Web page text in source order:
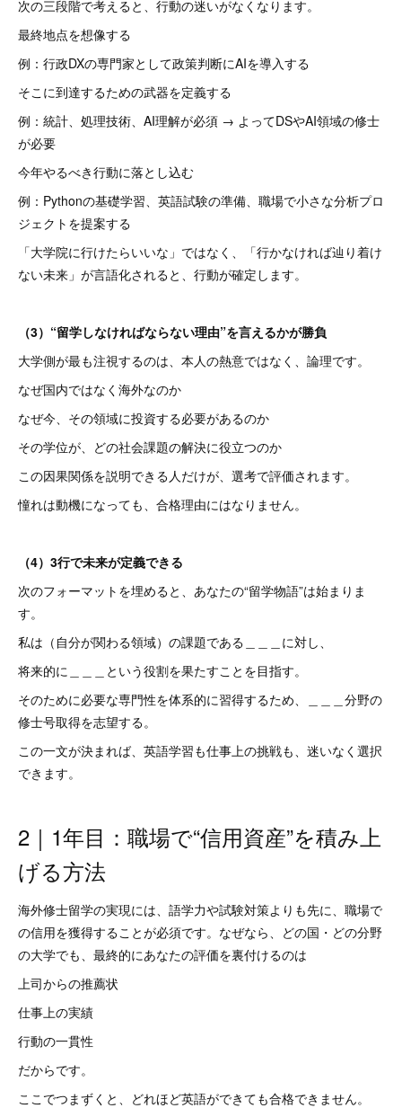
次の三段階で考えると、行動の迷いがなくなります。
最終地点を想像する
例：行政DXの専門家として政策判断にAIを導入する
そこに到達するための武器を定義する
例：統計、処理技術、AI理解が必須 → よってDSやAI領域の修士
が必要
今年やるべき行動に落とし込む
例：Pythonの基礎学習、英語試験の準備、職場で小さな分析プロ
ジェクトを提案する
「大学院に行けたらいいな」ではなく、「行かなければ辿り着け
ない未来」が言語化されると、行動が確定します。
（3）“留学しなければならない理由”を言えるかが勝負
大学側が最も注視するのは、本人の熱意ではなく、論理です。
なぜ国内ではなく海外なのか
なぜ今、その領域に投資する必要があるのか
その学位が、どの社会課題の解決に役立つのか
この因果関係を説明できる人だけが、選考で評価されます。
憧れは動機になっても、合格理由にはなりません。
（4）3行で未来が定義できる
次のフォーマットを埋めると、あなたの“留学物語”は始まりま
す。
私は（自分が関わる領域）の課題である＿＿＿に対し、
将来的に＿＿＿という役割を果たすことを目指す。
そのために必要な専門性を体系的に習得するため、＿＿＿分野の
修士号取得を志望する。
この一文が決まれば、英語学習も仕事上の挑戦も、迷いなく選択
できます。
2｜1年目：職場で“信用資産”を積み上
げる方法
海外修士留学の実現には、語学力や試験対策よりも先に、職場で
の信用を獲得することが必須です。なぜなら、どの国・どの分野
の大学でも、最終的にあなたの評価を裏付けるのは
上司からの推薦状
仕事上の実績
行動の一貫性
だからです。
ここでつまずくと、どれほど英語ができても合格できません。